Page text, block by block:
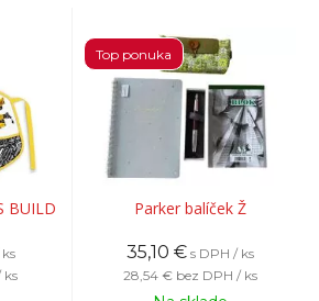
BUILD
ks
Parker balíček Ž
Top ponuka
35,10 € s DPH / ks
28,54 € bez DPH / ks